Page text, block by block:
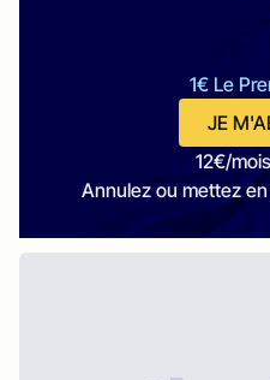
1€ Le
JE
12€/
Annulez ou mettez